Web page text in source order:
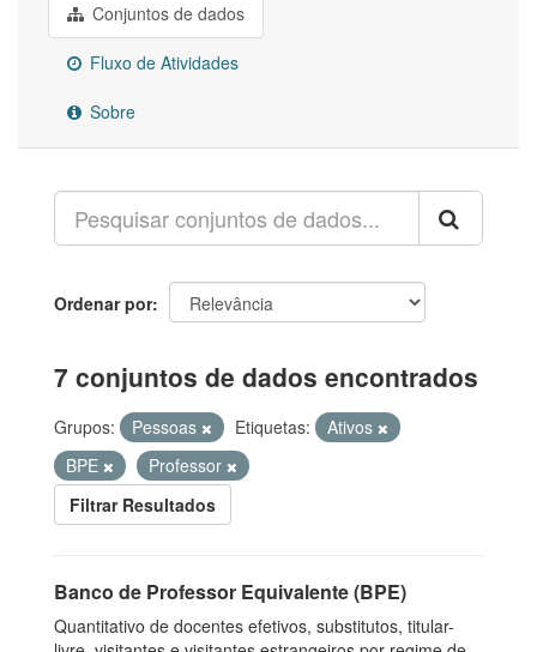
Conjuntos de dados
Fluxo de Atividades
Sobre
Ordenar por
7 conjuntos de dados encontrados
Grupos: Pessoas Etiquetas:
Ativos
BPE
Professor
Filtrar Resultados
Banco de Professor Equivalente (BPE)
Quantitativo de docentes efetivos, substitutos, titular-